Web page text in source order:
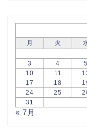
月
火
3
4 5
10
11
17
18
24
25
31
« 7月